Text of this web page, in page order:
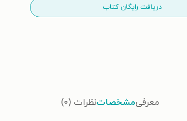
دریافت رایگان کتاب
معرفیمشخصاتنظرات (۰)